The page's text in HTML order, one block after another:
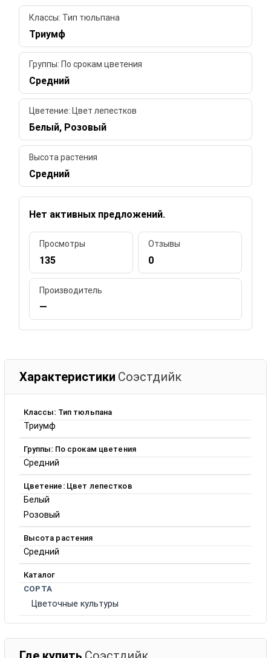
Классы: Тип тюльпана
Триумф
Группы: По срокам цветения
Средний
Цветение: Цвет лепестков
Белый, Розовый
Высота растения
Средний
Нет активных предложений.
Просмотры
135
Отзывы
0
Производитель
—
Характеристики Соэстдийк
Классы: Тип тюльпана
Триумф
Группы: По срокам цветения
Средний
Цветение: Цвет лепестков
Белый
Розовый
Высота растения
Средний
Каталог
СОРТА
Цветочные культуры